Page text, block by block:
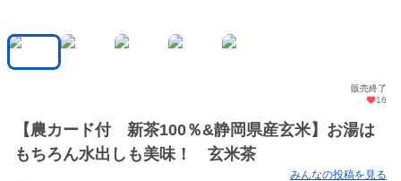
販売終了
16
【農カード付 新茶100％&静岡県産玄米】お湯は
もちろん水出しも美味！ 玄米茶
みんなの投稿を見る